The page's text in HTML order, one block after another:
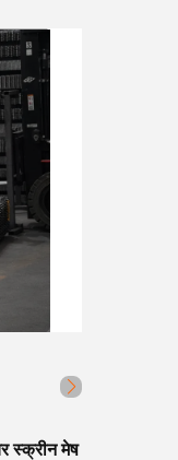
स्क्रीन मेष